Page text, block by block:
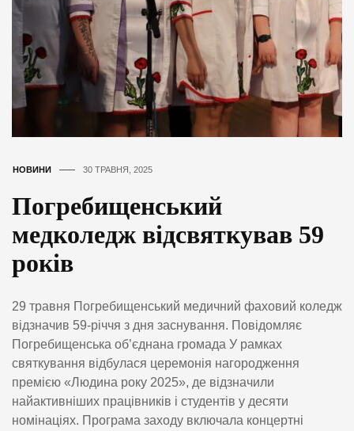
НОВИНИ 30 ТРАВНЯ, 2025
Погребищенський
медколедж відсвяткував 59
років
29 травня Погребищенський медичний фаховий коледж
відзначив 59-річчя з дня заснування. Повідомляє
Погребищенська об’єднана громада У рамках
святкування відбулася церемонія нагородження
премією «Людина року 2025», де відзначили
найактивніших працівників і студентів у десяти
номінаціях. Програма заходу включала концертні